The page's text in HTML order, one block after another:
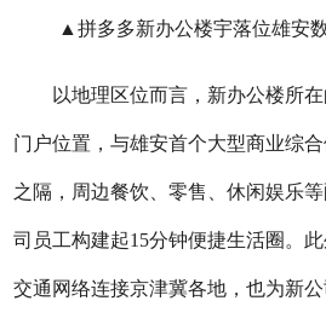
▲拼多多新办公楼宇落位雄安
以地理区位而言，新办公楼所
门户位置，与雄安首个大型商业综
之隔，周边餐饮、零售、休闲娱乐
司员工构建起15分钟便捷生活圈。
交通网络连接京津冀各地，也为新